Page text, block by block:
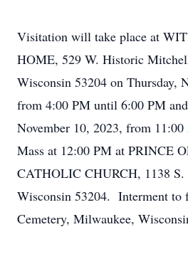
Visitation will take place at
HOME, 529 W. Historic
Wisconsin 53204 on Thursday,
from 4:00 PM until 6:00 PM
November 10, 2023, from
Mass at 12:00 PM at PRINCE
CATHOLIC CHURCH, 1138
Wisconsin 53204. Interment to
Cemetery, Milwaukee,